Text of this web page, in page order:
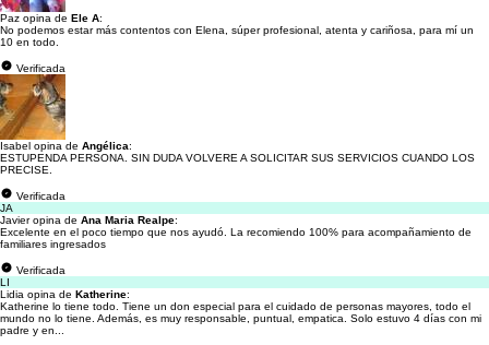
Paz opina de Ele A:
No podemos estar más contentos con Elena, súper profesional, atenta y cariñosa, para mí un
10 en todo.
Verificada
Isabel opina de Angélica:
ESTUPENDA PERSONA. SIN DUDA VOLVERE A SOLICITAR SUS SERVICIOS CUANDO LOS
PRECISE.
Verificada
JA
Javier opina de Ana Maria Realpe:
Excelente en el poco tiempo que nos ayudó. La recomiendo 100% para acompañamiento de
familiares ingresados
Verificada
LI
Lidia opina de Katherine:
Katherine lo tiene todo. Tiene un don especial para el cuidado de personas mayores, todo el
mundo no lo tiene. Además, es muy responsable, puntual, empatica. Solo estuvo 4 días con mi
padre y en...